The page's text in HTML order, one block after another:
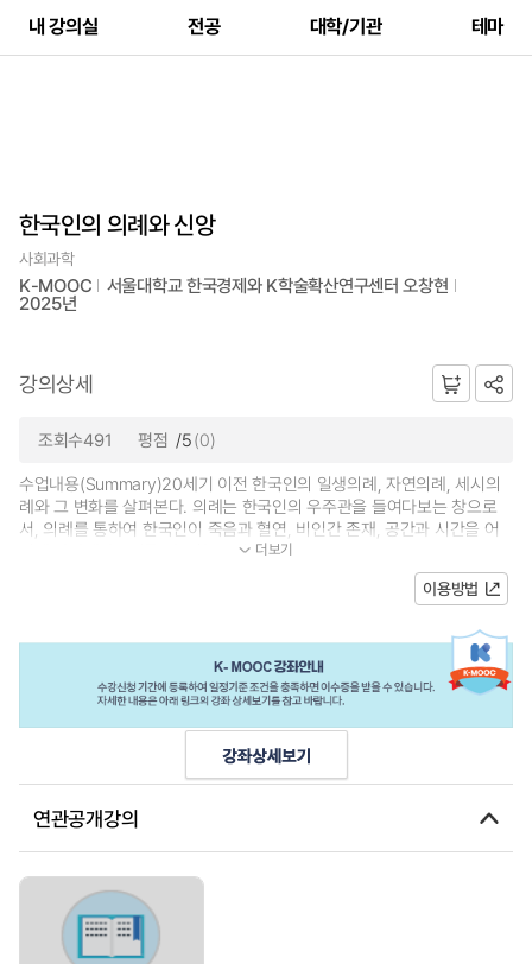
내 강의실 전공 대학/기관 테마
한국인의 의례와 신앙
사회과학
K-MOOC 서울대학교 한국경제와 K학술확산연구센터 오창현
2025년
강의상세
조회수491 평점 /5(0)
수업내용(Summary)20세기 이전 한국인의 일생의례, 자연의례, 세시의
례와 그 변화를 살펴본다. 의례는 한국인의 우주관을 들여다보는 창으로
서, 의례를 통하여 한국인이 죽음과 혈연, 비인간 존재, 공간과 시간을 어
떻게 상상해왔는지를 탐구할 수 있다...
더보기
이용방법
연관공개강의